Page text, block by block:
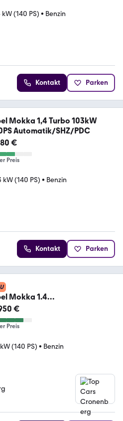
kW (140 PS) • Benzin
Kontakt Parken
Mokka 1,4 Turbo 103kW
Automatik/SHZ/PDC
€
Preis
kW (140 PS) • Benzin
Kontakt Parken
Mokka 1.4
€
Preis
(140 PS) • Benzin